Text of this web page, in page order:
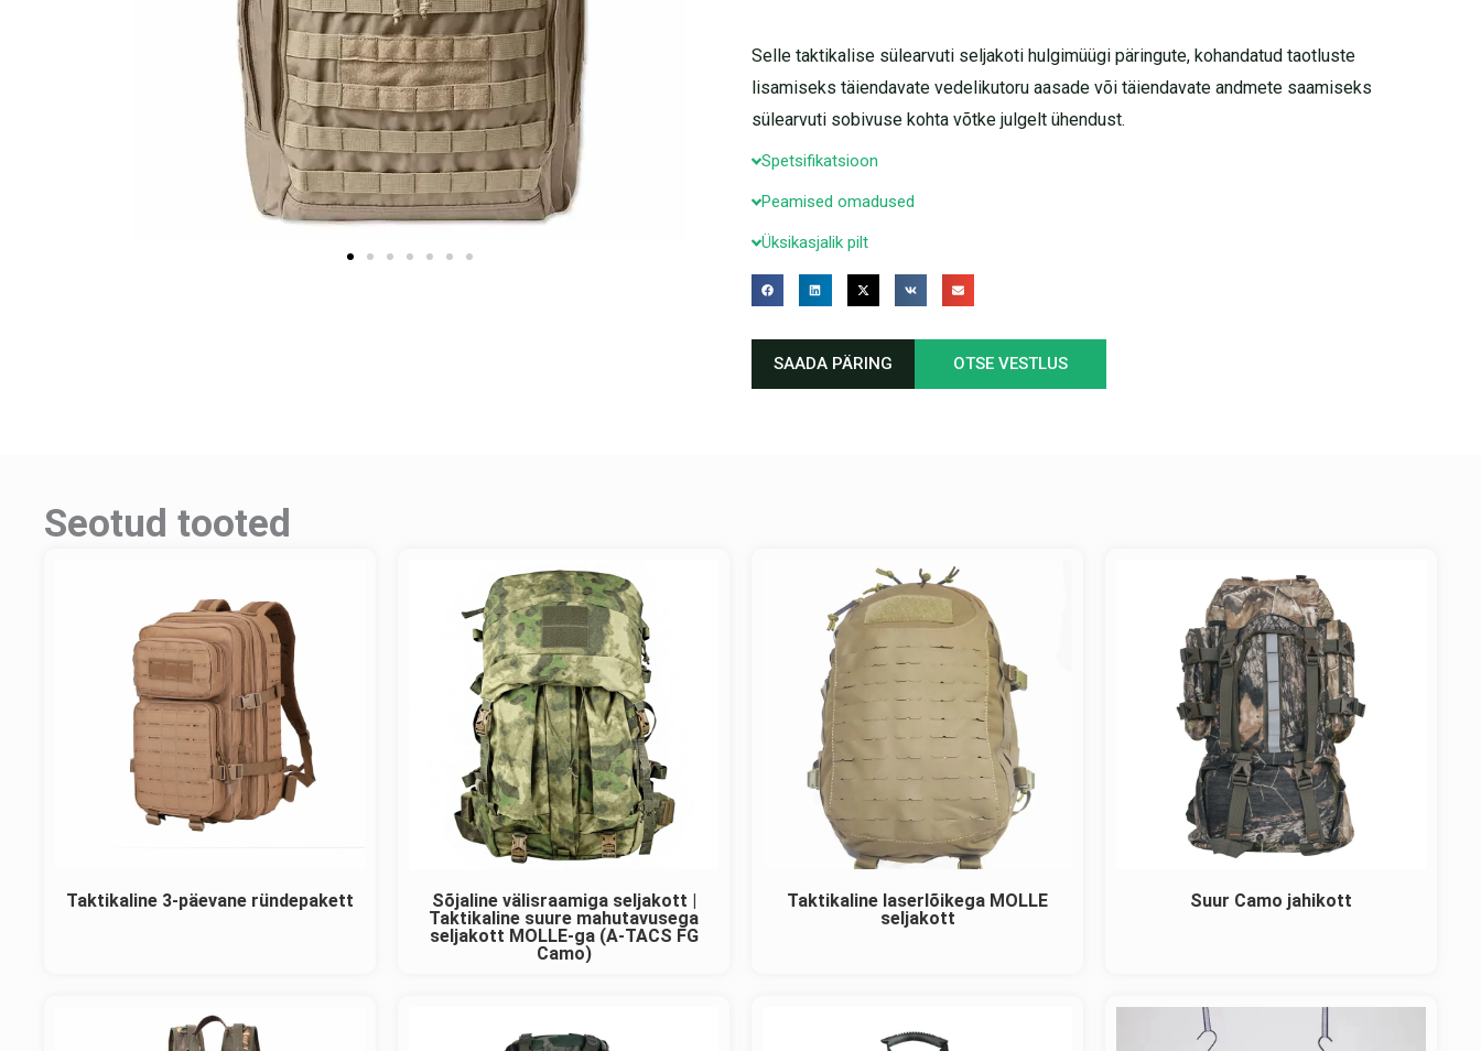
Selle taktikalise sülearvuti seljakoti hulgimüügi päringute, kohandatud taotluste
lisamiseks täiendavate vedelikutoru aasade või täiendavate andmete saamiseks
sülearvuti sobivuse kohta võtke julgelt ühendust.
Spetsifikatsioon
Peamised omadused
Üksikasjalik pilt
SAADA PÄRING OTSE VESTLUS
Seotud tooted
Taktikaline 3-päevane ründepakett
Sõjaline välisraamiga seljakott |
Taktikaline suure mahutavusega
seljakott MOLLE-ga (A-TACS FG
Camo)
Taktikaline laserlõikega MOLLE
seljakott
Suur Camo jahikott